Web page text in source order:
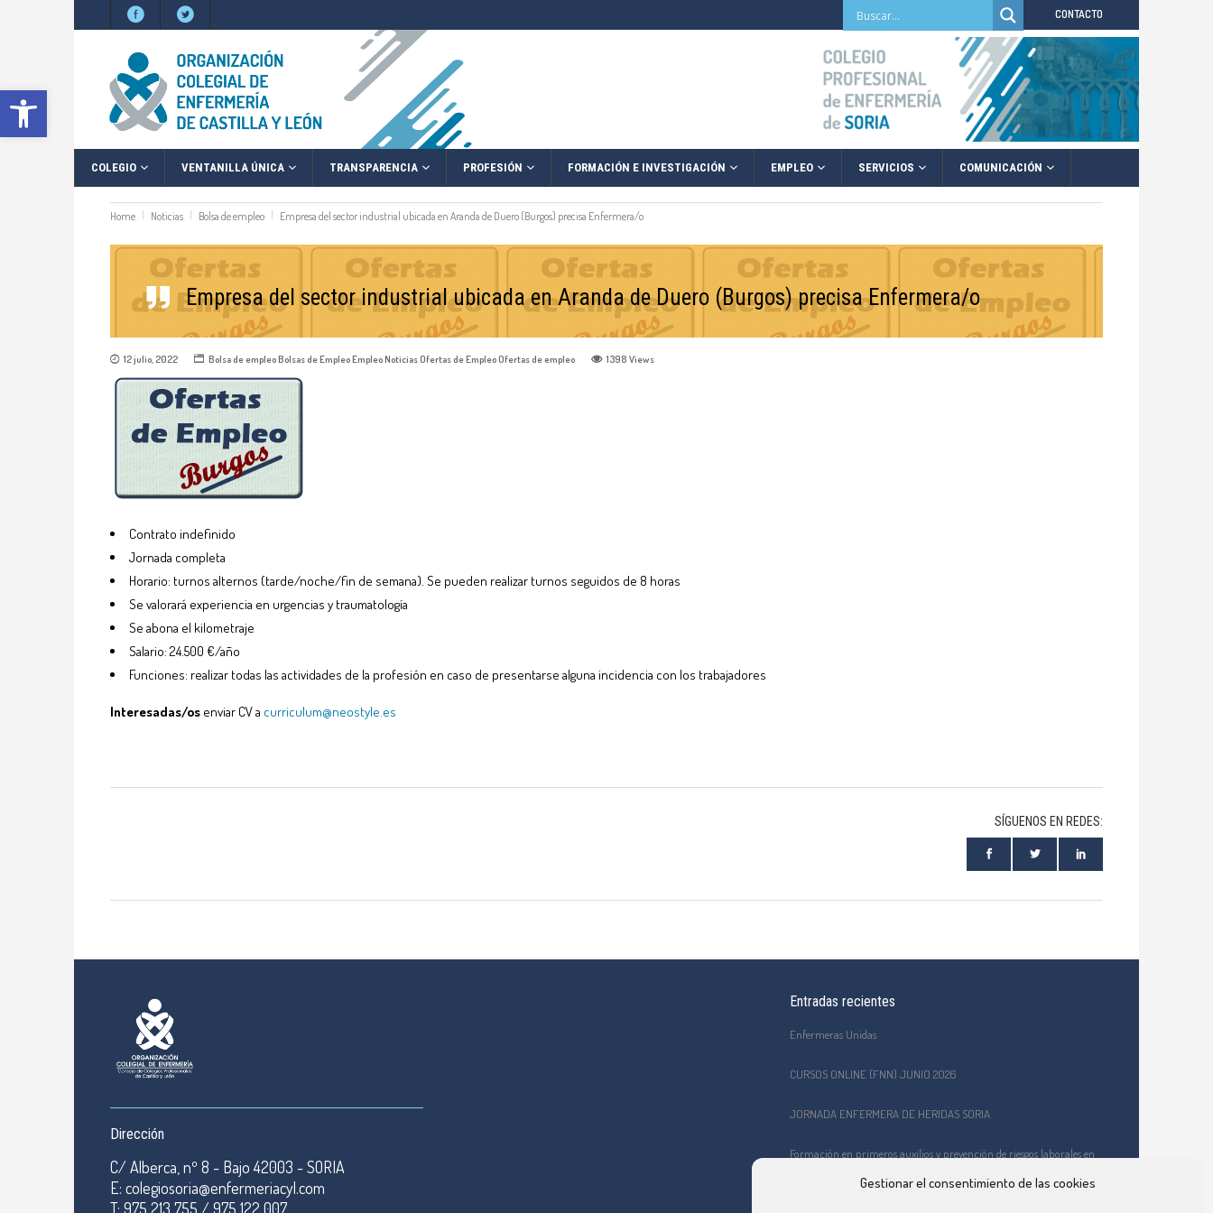
Abrir barra de herramientas
Gestionar el consentimiento de las cookies
CONTACTO
COLEGIO VENTANILLA ÚNICA TRANSPARENCIA PROFESIÓN FORMACIÓN E INVESTIGACIÓN EMPLEO SERVICIOS COMUNICACIÓN
Home Noticias Bolsa de empleo Empresa del sector industrial ubicada en Aranda de Duero (Burgos) precisa Enfermera/o
Empresa del sector industrial ubicada en Aranda de Duero (Burgos) precisa Enfermera/o
12 julio, 2022 Bolsa de empleoBolsas de EmpleoEmpleoNoticiasOfertas de EmpleoOfertas de empleo 1398 Views
Contrato indefinido
Jornada completa
Horario: turnos alternos (tarde/noche/fin de semana). Se pueden realizar turnos seguidos de 8 horas
Se valorará experiencia en urgencias y traumatología
Se abona el kilometraje
Salario: 24.500 €/año
Funciones: realizar todas las actividades de la profesión en caso de presentarse alguna incidencia con los trabajadores
Interesadas/os enviar CV a curriculum@neostyle.es
SÍGUENOS EN REDES:
Dirección
C/ Alberca, nº 8 - Bajo 42003 - SORIA
E: colegiosoria@enfermeriacyl.com
T: 975 213 755 / 975 122 007
Entradas recientes
Enfermeras Unidas
CURSOS ONLINE (FNN) JUNIO 2026
JORNADA ENFERMERA DE HERIDAS SORIA
Formación en primeros auxilios y prevención de riesgos laborales en